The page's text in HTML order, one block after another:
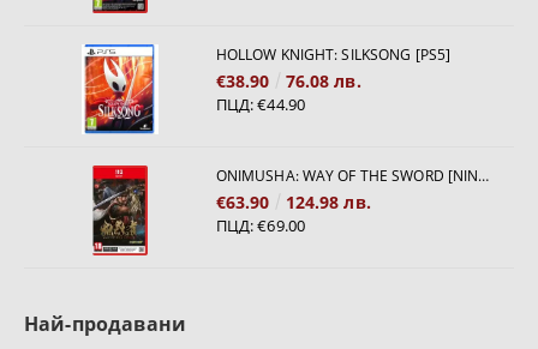
HOLLOW KNIGHT: SILKSONG [PS5]
€38.90 76.08 лв.
ПЦД:€44.90
ONIMUSHA: WAY OF THE SWORD [NINTENDO SWITCH 2]
€63.90 124.98 лв.
ПЦД:€69.00
Най-продавани